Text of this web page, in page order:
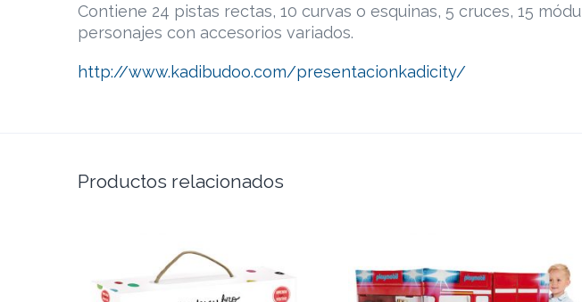
Contiene 24 pistas rectas, 10 curvas o esquinas, 5 cruces, 15
personajes con accesorios variados.
http://www.kadibudoo.com/presentacionkadicity/
Productos relacionados